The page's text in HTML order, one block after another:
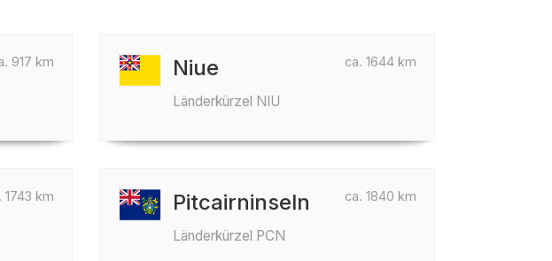
917 km ca. 1644 km
Niue
Länderkürzel NIU
1743 km ca. 1840 km
Pitcairninseln
Länderkürzel PCN